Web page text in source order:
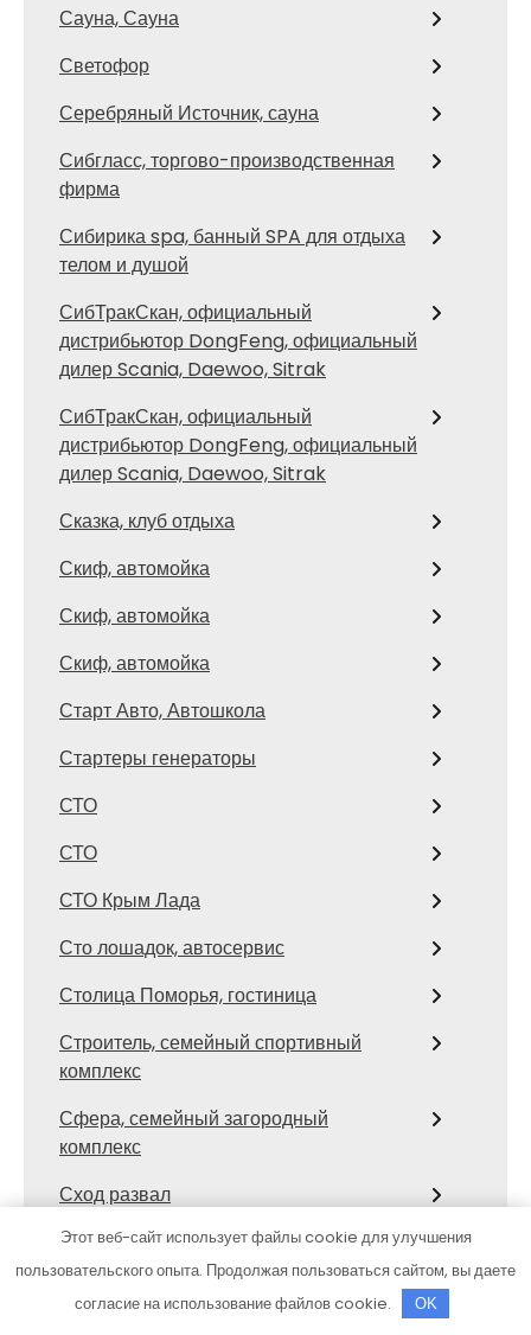
Сауна, Сауна
Светофор
Серебряный Источник, сауна
Сибгласс, торгово-производственная
фирма
Сибирика spa, банный SPA для отдыха
телом и душой
СибТракСкан, официальный
дистрибьютор DongFeng, официальный
дилер Scania, Daewoo, Sitrak
СибТракСкан, официальный
дистрибьютор DongFeng, официальный
дилер Scania, Daewoo, Sitrak
Сказка, клуб отдыха
Скиф, автомойка
Скиф, автомойка
Скиф, автомойка
Старт Авто, Автошкола
Стартеры генераторы
СТО
СТО
СТО Крым Лада
Сто лошадок, автосервис
Столица Поморья, гостиница
Строитель, семейный спортивный
комплекс
Сфера, семейный загородный
комплекс
Сход развал
Сход-развал, Шиномонтаж
Этот веб-сайт использует файлы cookie для улучшения
пользовательского опыта. Продолжая пользоваться сайтом, вы даете
согласие на использование файлов cookie.
OK